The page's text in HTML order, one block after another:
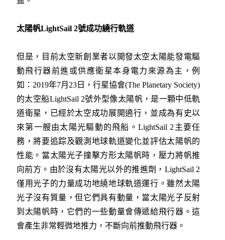
太陽帆LightSail 2號成功繞行軌道
但是，目前太空新創業者以開發太空太陽能發電驅
動飛行器前進或供應衛星本身電力來源為主，例
如：2019年7月23日，行星協會(The Planetary Society)
的太空船LightSail 2號外型像太陽帆，是一顆中低軌
道衛星，已經於太空成功展開遶行，並成為有史以
來第一艘由太陽光驅動的飛船。LightSail 2主要任
務，將要追踪及觀測地球軌道變化並評估太陽帆的
性能。當太陽光子撞擊方形太陽帆時，壓力將帆推
向前方。由於沒有太陽光以外的推進劑，LightSail 2
僅用光子的力量成功地繞地球軌道運行。雖然太陽
光子沒有質量，但它們具有動量，當太陽光子反射
到太陽帆時，它們的一些動量會傳遞給飛行器。這
會產生非常輕微地推力，不斷向前推動飛行器。